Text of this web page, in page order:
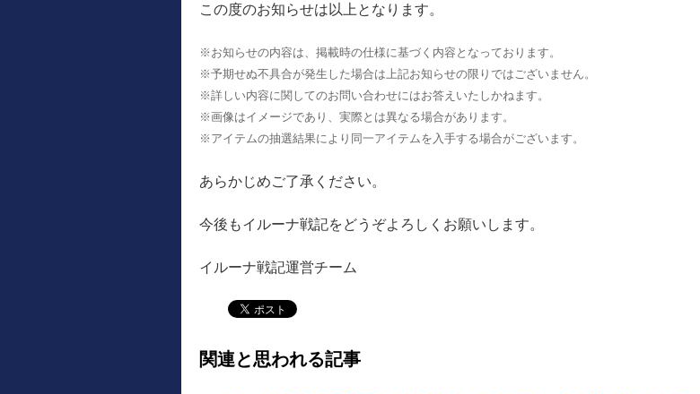
この度のお知らせは以上となります。
※お知らせの内容は、掲載時の仕様に基づく内容となっております。
※予期せぬ不具合が発生した場合は上記お知らせの限りではございません。
※詳しい内容に関してのお問い合わせにはお答えいたしかねます。
※画像はイメージであり、実際とは異なる場合があります。
※アイテムの抽選結果により同一アイテムを入手する場合がございます。
あらかじめご了承ください。
今後もイルーナ戦記をどうぞよろしくお願いします。
イルーナ戦記運営チーム
関連と思われる記事